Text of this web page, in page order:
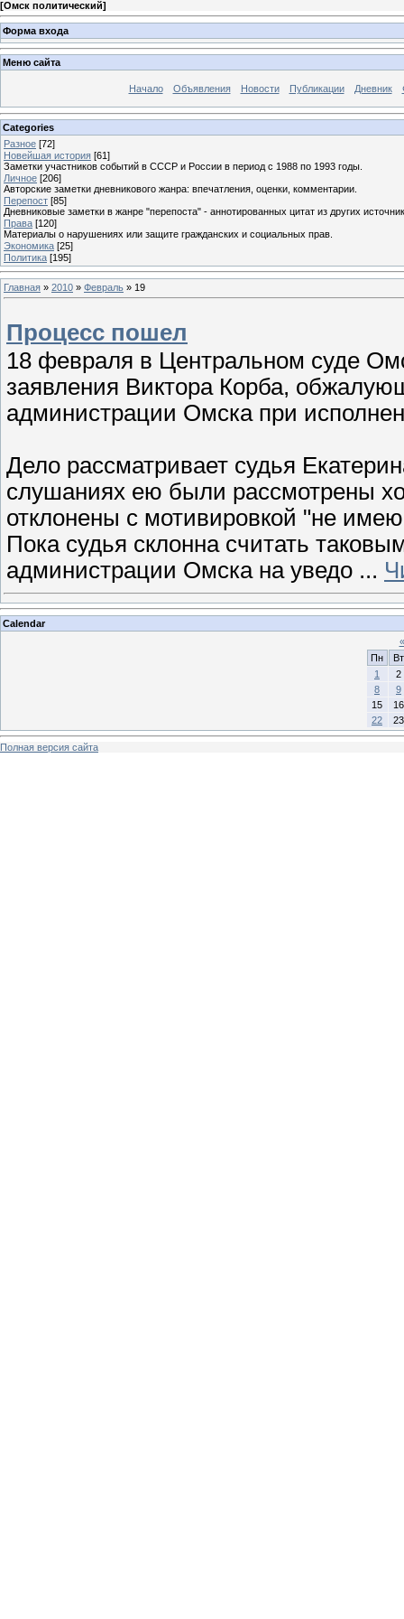
[Омск политический]
Форма входа
Меню сайта
Начало Объявления Новости Публикации Дневник
Categories
Разное [72]
Новейшая история [61]
Заметки участников событий в СССР и России в период с 1988 по 1993 годы.
Личное [206]
Авторские заметки дневникового жанра: впечатления, оценки, комментарии.
Перепост [85]
Дневниковые заметки в жанре "перепоста" - аннотированных цитат из других
Права [120]
Материалы о нарушениях или защите гражданских и социальных прав.
Экономика [25]
Политика [195]
Главная » 2010 » Февраль » 19
Процесс пошел
18 февраля в Центральном суде
заявления Виктора Корба,
администрации Омска при
Дело рассматривает судья
слушаниях ею были рассмотрены
отклонены с мотивировкой "не
Пока судья склонна считать
администрации Омска на уведо ...
Calendar
«
Пн
Вт
1
2
8
9
15
16
22
23
Полная версия сайта